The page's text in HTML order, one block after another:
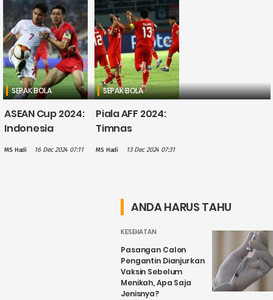
SEPAK BOLA
ASEAN Cup 2024:
Indonesia
MS Hadi 16 Dec 2024 07:11
SEPAK BOLA
Piala AFF 2024:
Timnas
Merah
MS Hadi 13 Dec 2024 07:31
ANDA HARUS TAHU
KESEHATAN
Pasangan Calon
Pengantin Dianjurkan
Vaksin Sebelum
Menikah, Apa Saja
Jenisnya?